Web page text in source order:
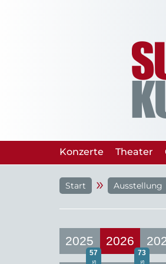
Konzerte Theater
Start » Ausstellung
2025 2026
57 73